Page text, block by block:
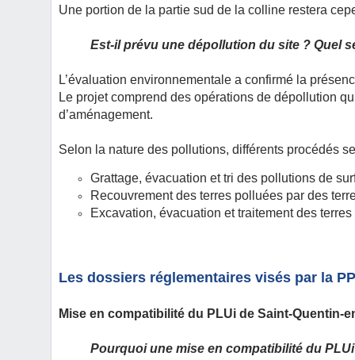
Une portion de la partie sud de la colline restera
Est-il prévu une dépollution du site ? Quel
L’évaluation environnementale a confirmé la
Le projet comprend des opérations de dépollution
d’aménagement.
Selon la nature des pollutions, différents procédés
Grattage, évacuation et tri des pollutions de
Recouvrement des terres polluées par des
Excavation, évacuation et traitement des
Les dossiers réglementaires visés par la
Mise en compatibilité du PLUi de Saint-Quentin-
Pourquoi une mise en compatibilité du